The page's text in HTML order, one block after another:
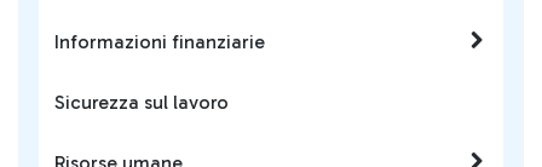
Informazioni finanziarie
Sicurezza sul lavoro